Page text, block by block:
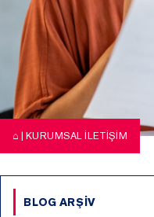
⌂ | KURUMSAL İLETIŞIM
BLOG ARŞIV